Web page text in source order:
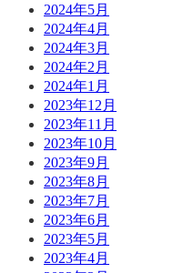
2024年5月
2024年4月
2024年3月
2024年2月
2024年1月
2023年12月
2023年11月
2023年10月
2023年9月
2023年8月
2023年7月
2023年6月
2023年5月
2023年4月